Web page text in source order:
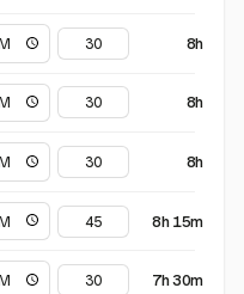
8h
8h
8h
8h 15m
7h 30m